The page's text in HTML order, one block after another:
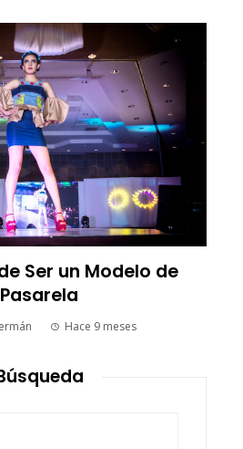
Ser un Modelo de
Pasarela
Hace 9 meses